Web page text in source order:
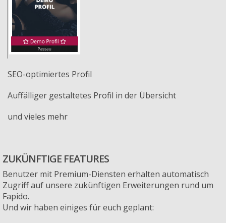
SEO-optimiertes Profil
Auffälliger gestaltetes Profil in der Übersicht
und vieles mehr
ZUKÜNFTIGE FEATURES
Benutzer mit Premium-Diensten erhalten automatisch
Zugriff auf unsere zukünftigen Erweiterungen rund um
Fapido.
Und wir haben einiges für euch geplant: